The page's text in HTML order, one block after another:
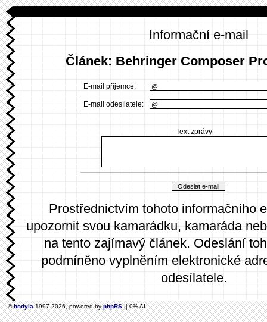
Informační e-mail
Článek: Behringer Composer
E-mail příjemce:
E-mail odesílatele:
Text zprávy
Prostřednictvím tohoto informačního
upozornit svou kamarádku, kamaráda
na tento zajímavý článek. Odeslání
podmíněno vyplněním elektronické
odesílatele.
©bodyia1997-2026, powered byphpRS|| 0% AI